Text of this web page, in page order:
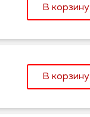
В корзину
В корзину